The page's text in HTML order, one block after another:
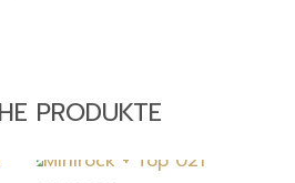
PRODUKTE